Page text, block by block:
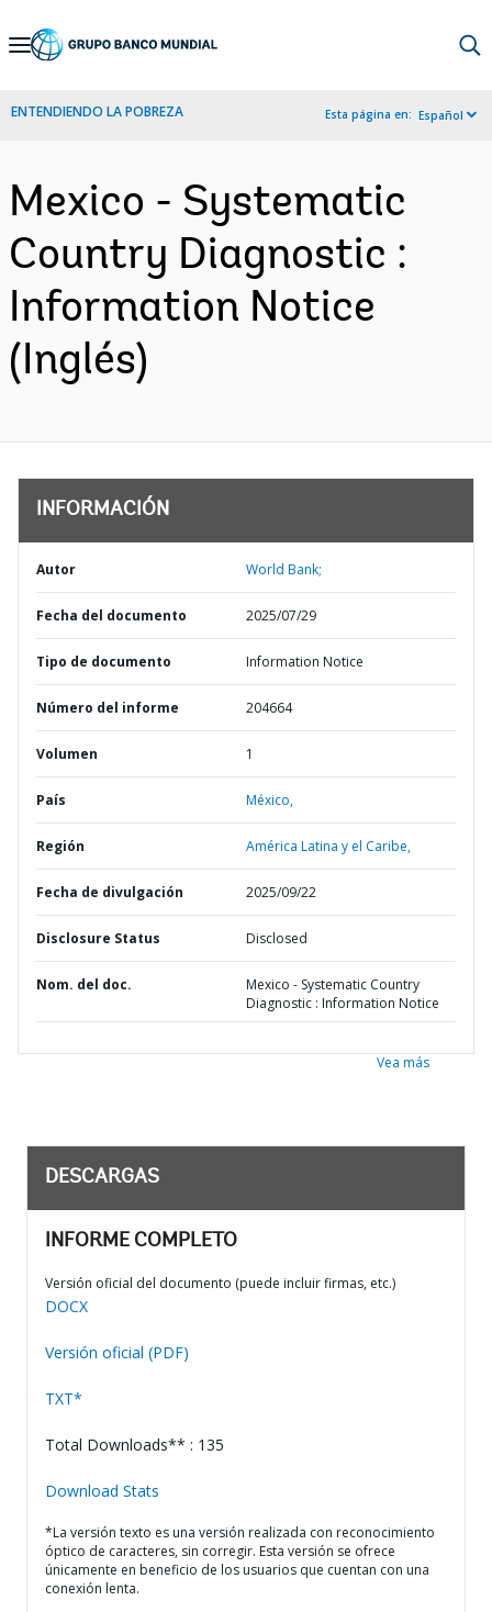
Skip
Navigation
ENTENDIENDO LA POBREZA Esta página en: Español
Mexico - Systematic
Country Diagnostic :
Information Notice
(Inglés)
INFORMACIÓN
Autor World Bank;
Fecha del documento 2025/07/29
Tipo de documento Information Notice
Número del informe 204664
Volumen 1
País México,
Región América Latina y el Caribe,
Fecha de divulgación 2025/09/22
Disclosure Status Disclosed
Nom. del doc.
Mexico - Systematic Country
Diagnostic : Information Notice
Vea más
DESCARGAS
INFORME COMPLETO
Versión oficial del documento (puede incluir firmas, etc.)
DOCX
Versión oficial (PDF)
TXT*
Total Downloads** : 135
Download Stats
*La versión texto es una versión realizada con reconocimiento
óptico de caracteres, sin corregir. Esta versión se ofrece
únicamente en beneficio de los usuarios que cuentan con una
conexión lenta.